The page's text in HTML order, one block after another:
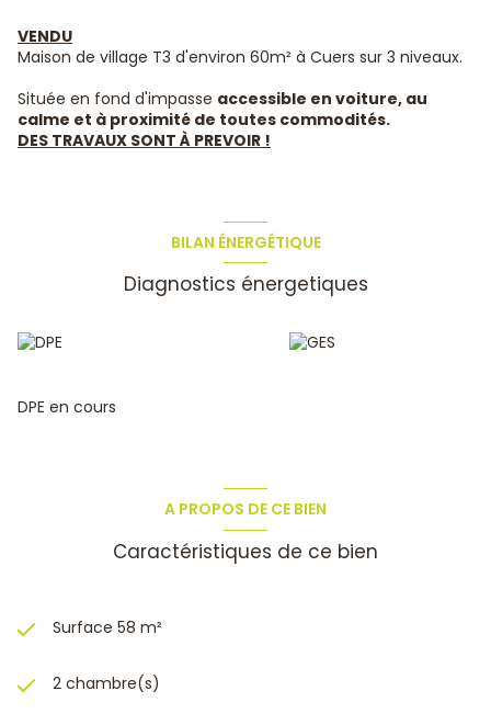
VENDU
Maison de village T3 d'environ 60m² à Cuers sur 3 niveaux.
Située en fond d'impasse accessible en voiture, au
calme et à proximité de toutes commodités.
DES TRAVAUX SONT À PREVOIR !
BILAN ÉNERGÉTIQUE
Diagnostics énergetiques
DPE en cours
A PROPOS DE CE BIEN
Caractéristiques de ce bien
Surface 58 m²
2 chambre(s)